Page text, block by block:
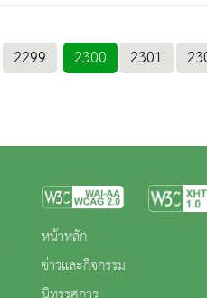
2299 2300 2301
หน้าหลัก
ข่าวและกิจกรรม